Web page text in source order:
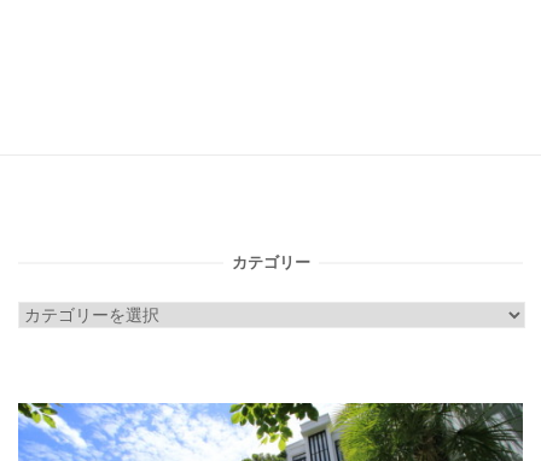
カテゴリー
カ
リ
ー